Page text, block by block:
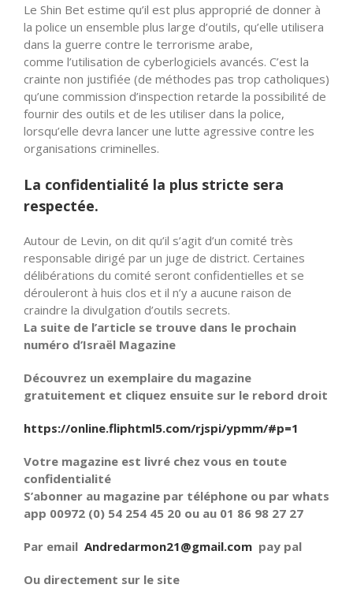
Le Shin Bet estime qu’il est plus approprié de donner à
la police un ensemble plus large d’outils, qu’elle utilisera
dans la guerre contre le terrorisme arabe,
comme l’utilisation de cyberlogiciels avancés. C’est la
crainte non justifiée (de méthodes pas trop catholiques)
qu’une commission d’inspection retarde la possibilité de
fournir des outils et de les utiliser dans la police,
lorsqu’elle devra lancer une lutte agressive contre les
organisations criminelles.
La confidentialité la plus stricte sera
respectée.
Autour de Levin, on dit qu’il s’agit d’un comité très
responsable dirigé par un juge de district. Certaines
délibérations du comité seront confidentielles et se
dérouleront à huis clos et il n’y a aucune raison de
craindre la divulgation d’outils secrets.
La suite de l’article se trouve dans le prochain
numéro d’Israël Magazine
Découvrez un exemplaire du magazine
gratuitement et cliquez ensuite sur le rebord droit
https://online.fliphtml5.com/rjspi/ypmm/#p=1
Votre magazine est livré chez vous en toute
confidentialité
S’abonner au magazine par téléphone ou par whats
app 00972 (0) 54 254 45 20 ou au 01 86 98 27 27
Par email Andredarmon21@gmail.com pay pal
Ou directement sur le site